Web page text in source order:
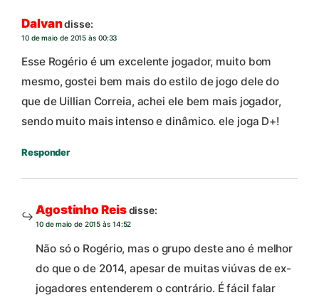
Dalvandisse:
10 de maio de 2015 às 00:33
Esse Rogério é um excelente jogador, muito bom
mesmo, gostei bem mais do estilo de jogo dele do
que de Uillian Correia, achei ele bem mais jogador,
sendo muito mais intenso e dinâmico. ele joga D+!
Responder
Agostinho Reisdisse:
10 de maio de 2015 às 14:52
Não só o Rogério, mas o grupo deste ano é melhor
do que o de 2014, apesar de muitas viúvas de ex-
jogadores entenderem o contrário. É fácil falar